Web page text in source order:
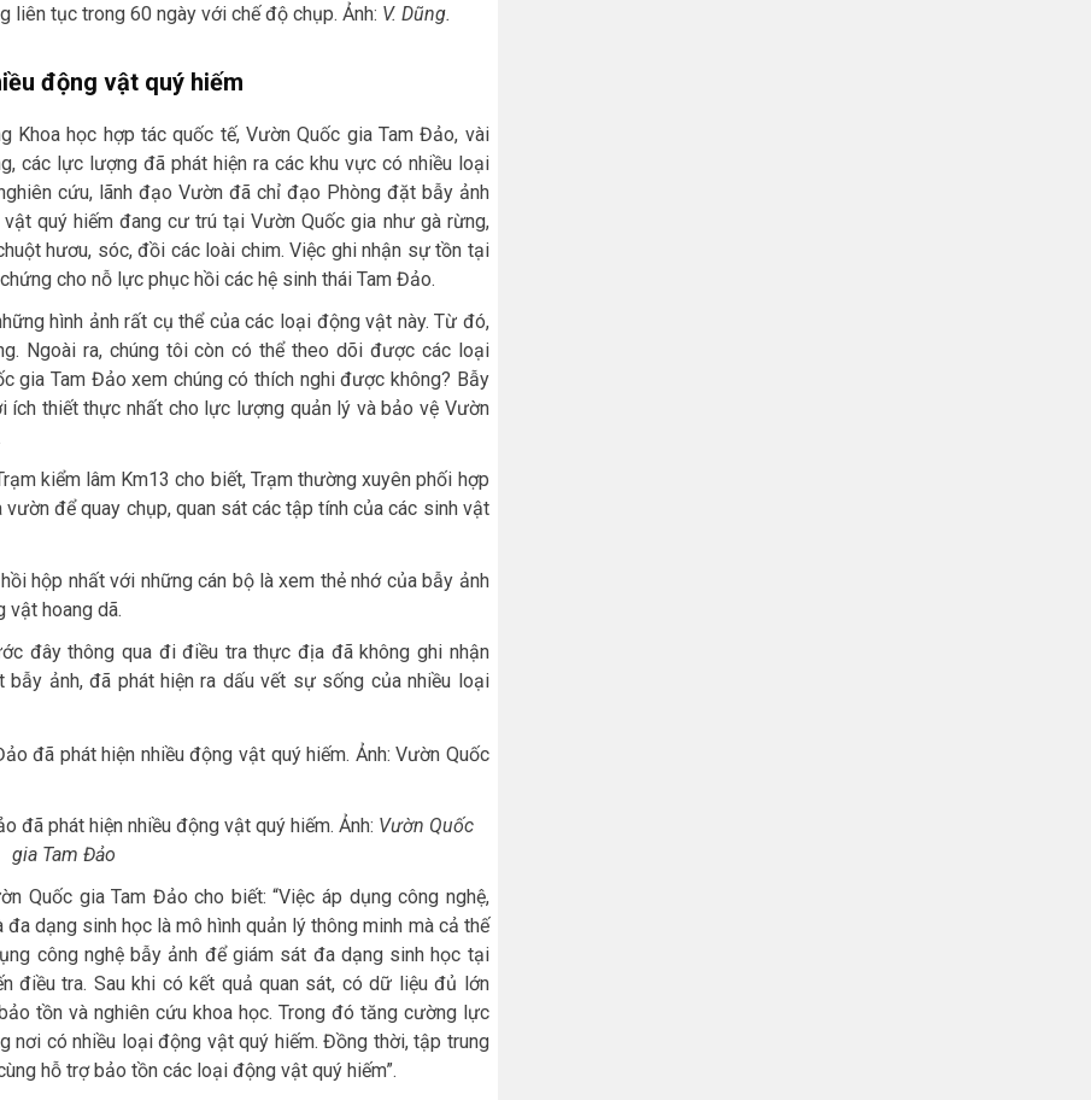
liên tục trong 60 ngày với chế độ chụp. Ảnh: V. Dũng.
động vật quý hiếm
Khoa học hợp tác quốc tế, Vườn Quốc gia Tam Đảo, vài
các lực lượng đã phát hiện ra các khu vực có nhiều loại
cứu, lãnh đạo Vườn đã chỉ đạo Phòng đặt bẫy ảnh
quý hiếm đang cư trú tại Vườn Quốc gia như gà rừng,
hươu, sóc, đồi các loài chim. Việc ghi nhận sự tồn tại
cho nỗ lực phục hồi các hệ sinh thái Tam Đảo.
hình ảnh rất cụ thể của các loại động vật này. Từ đó,
Ngoài ra, chúng tôi còn có thể theo dõi được các loại
gia Tam Đảo xem chúng có thích nghi được không? Bẫy
ích thiết thực nhất cho lực lượng quản lý và bảo vệ Vườn
kiểm lâm Km13 cho biết, Trạm thường xuyên phối hợp
để quay chụp, quan sát các tập tính của các sinh vật
hộp nhất với những cán bộ là xem thẻ nhớ của bẫy ảnh
vật hoang dã.
đây thông qua đi điều tra thực địa đã không ghi nhận
ảnh, đã phát hiện ra dấu vết sự sống của nhiều loại
đã phát hiện nhiều động vật quý hiếm. Ảnh: Vườn Quốc
gia Tam Đảo
Quốc gia Tam Đảo cho biết: “Việc áp dụng công nghệ,
dạng sinh học là mô hình quản lý thông minh mà cả thế
công nghệ bẫy ảnh để giám sát đa dạng sinh học tại
điều tra. Sau khi có kết quả quan sát, có dữ liệu đủ lớn
tồn và nghiên cứu khoa học. Trong đó tăng cường lực
nơi có nhiều loại động vật quý hiếm. Đồng thời, tập trung
hỗ trợ bảo tồn các loại động vật quý hiếm”.